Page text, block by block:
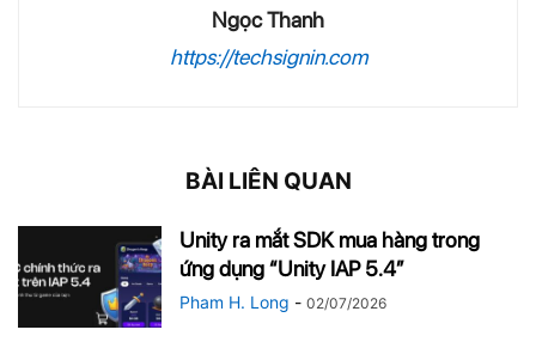
Ngọc Thanh
https://techsignin.com
BÀI LIÊN QUAN
Unity ra mắt SDK mua hàng trong
ứng dụng “Unity IAP 5.4”
Pham H. Long - 02/07/2026